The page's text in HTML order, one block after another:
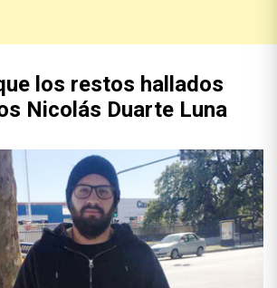
los restos hallados
Nicolás Duarte Luna